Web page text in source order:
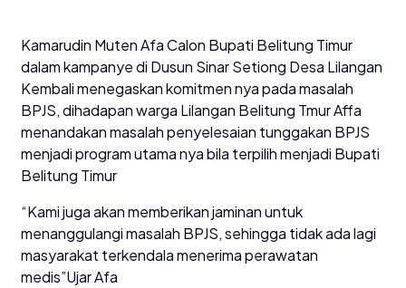
Kamarudin Muten Afa Calon Bupati Belitung Timur
dalam kampanye di Dusun Sinar Setiong Desa Lilangan
Kembali menegaskan komitmen nya pada masalah
BPJS, dihadapan warga Lilangan Belitung Tmur Affa
menandakan masalah penyelesaian tunggakan BPJS
menjadi program utama nya bila terpilih menjadi Bupati
Belitung Timur
“Kami juga akan memberikan jaminan untuk
menanggulangi masalah BPJS, sehingga tidak ada lagi
masyarakat terkendala menerima perawatan
medis”Ujar Afa